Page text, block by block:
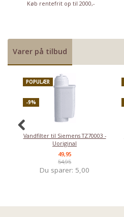
Køb rentefrit op til 2000,-
Varer på tilbud
POPULÆR
-9%
Vandfilter til Siemens TZ70003 -
Uoriginal
49,95
54,95
Du sparer: 5,00